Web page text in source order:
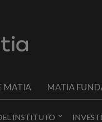
MATIA MATIA
INSTITUTO